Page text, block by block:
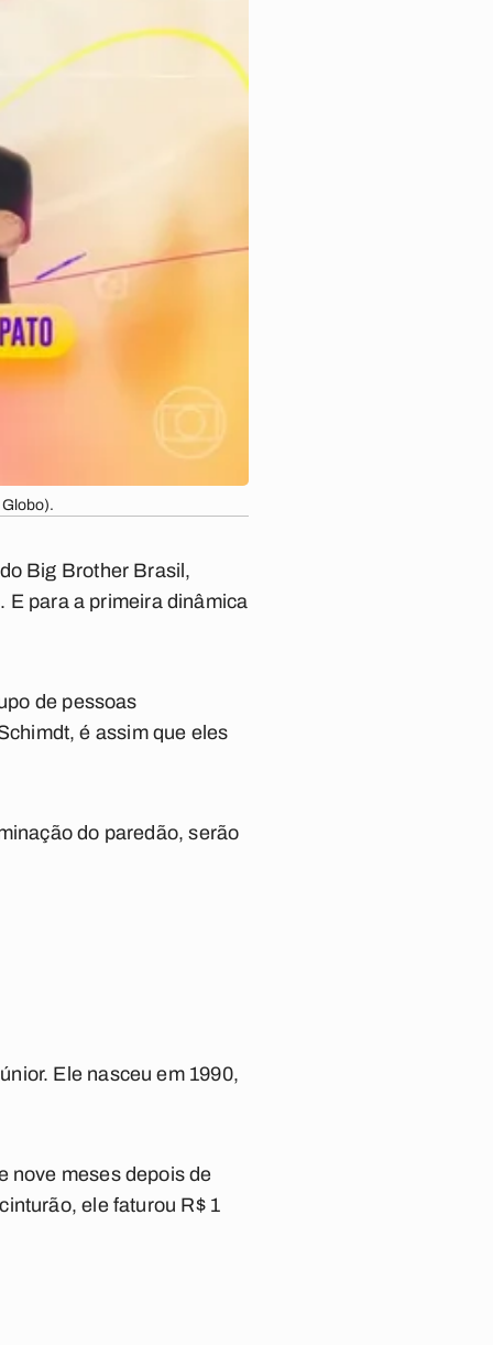
Big Brother Brasil,
E para a primeira dinâmica
de pessoas
é assim que eles
do paredão, serão
Ele nasceu em 1990,
nove meses depois de
ele faturou R$ 1